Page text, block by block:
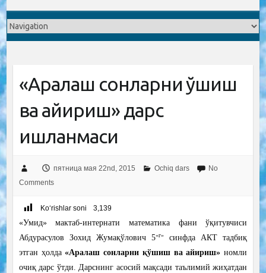
«Аралаш сонларни қўшиш
ва айириш» дарс
ишланмаси
пятница мая 22nd, 2015 Ochiq dars
No
Comments
Ko‘rishlar soni 3,139
«Умид» мактаб-интернати математика фани ўқитувчиси
Абдурасулов Зохид Жумақўлович 5«г»
синфда АКТ тадбиқ
этган ҳолда«Аралаш сонларни қўшиш ва айириш» номли
очиқ дарс ўтди. Дарснинг асосий мақсади таълимий жиҳатдан